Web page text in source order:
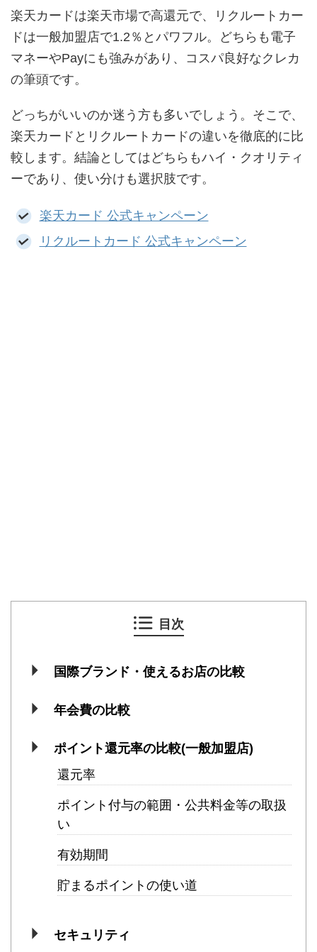
楽天カードは楽天市場で高還元で、リクルートカー
ドは一般加盟店で1.2％とパワフル。どちらも電子
マネーやPayにも強みがあり、コスパ良好なクレカ
の筆頭です。
どっちがいいのか迷う方も多いでしょう。そこで、
楽天カードとリクルートカードの違いを徹底的に比
較します。結論としてはどちらもハイ・クオリティ
ーであり、使い分けも選択肢です。
楽天カード 公式キャンペーン
リクルートカード 公式キャンペーン
目次
国際ブランド・使えるお店の比較
年会費の比較
ポイント還元率の比較(一般加盟店)
還元率
ポイント付与の範囲・公共料金等の取扱
い
有効期間
貯まるポイントの使い道
セキュリティ